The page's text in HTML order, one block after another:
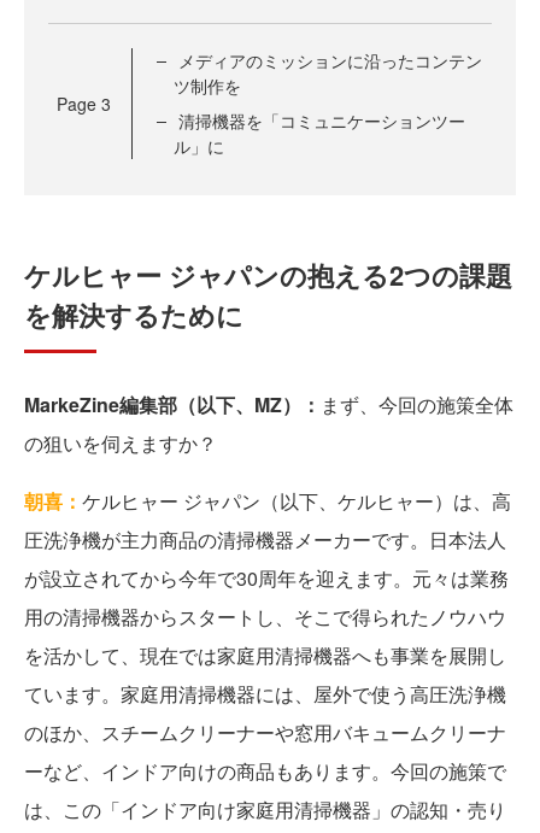
Page 3
メディアのミッションに沿ったコンテン
ツ制作を
清掃機器を「コミュニケーションツー
ル」に
ケルヒャー ジャパンの抱える2つの課題
を解決するために
MarkeZine編集部（以下、MZ）： まず、今回の施策全体
の狙いを伺えますか？
朝喜： ケルヒャー ジャパン（以下、ケルヒャー）は、高
圧洗浄機が主力商品の清掃機器メーカーです。日本法人
が設立されてから今年で30周年を迎えます。元々は業務
用の清掃機器からスタートし、そこで得られたノウハウ
を活かして、現在では家庭用清掃機器へも事業を展開し
ています。家庭用清掃機器には、屋外で使う高圧洗浄機
のほか、スチームクリーナーや窓用バキュームクリーナ
ーなど、インドア向けの商品もあります。今回の施策で
は、この「インドア向け家庭用清掃機器」の認知・売り